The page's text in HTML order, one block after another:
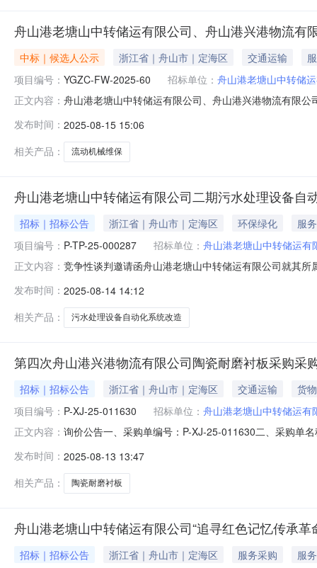
舟山港老塘山中转储运有限公司、舟山港兴港物流有
中标｜候选人公示 浙江省｜舟山市｜定海区 交通运输
项目编号： YGZC-FW-2025-60 招标单位： 舟山港老塘山中转储
正文内容： 舟山港老塘山中转储运有限公司、舟山港兴港物流有限
评标时间：2025年8月15日公示时间：2025年8月18日
发布时间： 2025-08-15 15:06
相关产品：
流动机械维保
舟山港老塘山中转储运有限公司二期污水处理设备自
招标｜招标公告 浙江省｜舟山市｜定海区 环保绿化
服务
项目编号： P-TP-25-000287 招标单位： 舟山港老塘山中转储运有
正文内容： 竞争性谈判邀请函舟山港老塘山中转储运有限公司就其
17五、最高限价：88800元六、组织形式：自行采购七
发布时间： 2025-08-14 14:12
相关产品：
污水处理设备自动化系统改造
第四次舟山港兴港物流有限公司陶瓷耐磨衬板采购采
招标｜招标公告 浙江省｜舟山市｜定海区 交通运输
货物
项目编号： P-XJ-25-011630 招标单位： 舟山港老塘山中转储运有
正文内容： 询价公告一、采购单编号：P-XJ-25-011630二、采购单
类型：公开具体规格、技术指标及售后服务要求等详见
发布时间： 2025-08-13 13:47
相关产品：
陶瓷耐磨衬板
舟山港老塘山中转储运有限公司“追寻红色记忆传承
招标｜招标公告 浙江省｜舟山市｜定海区 服务采购
服务